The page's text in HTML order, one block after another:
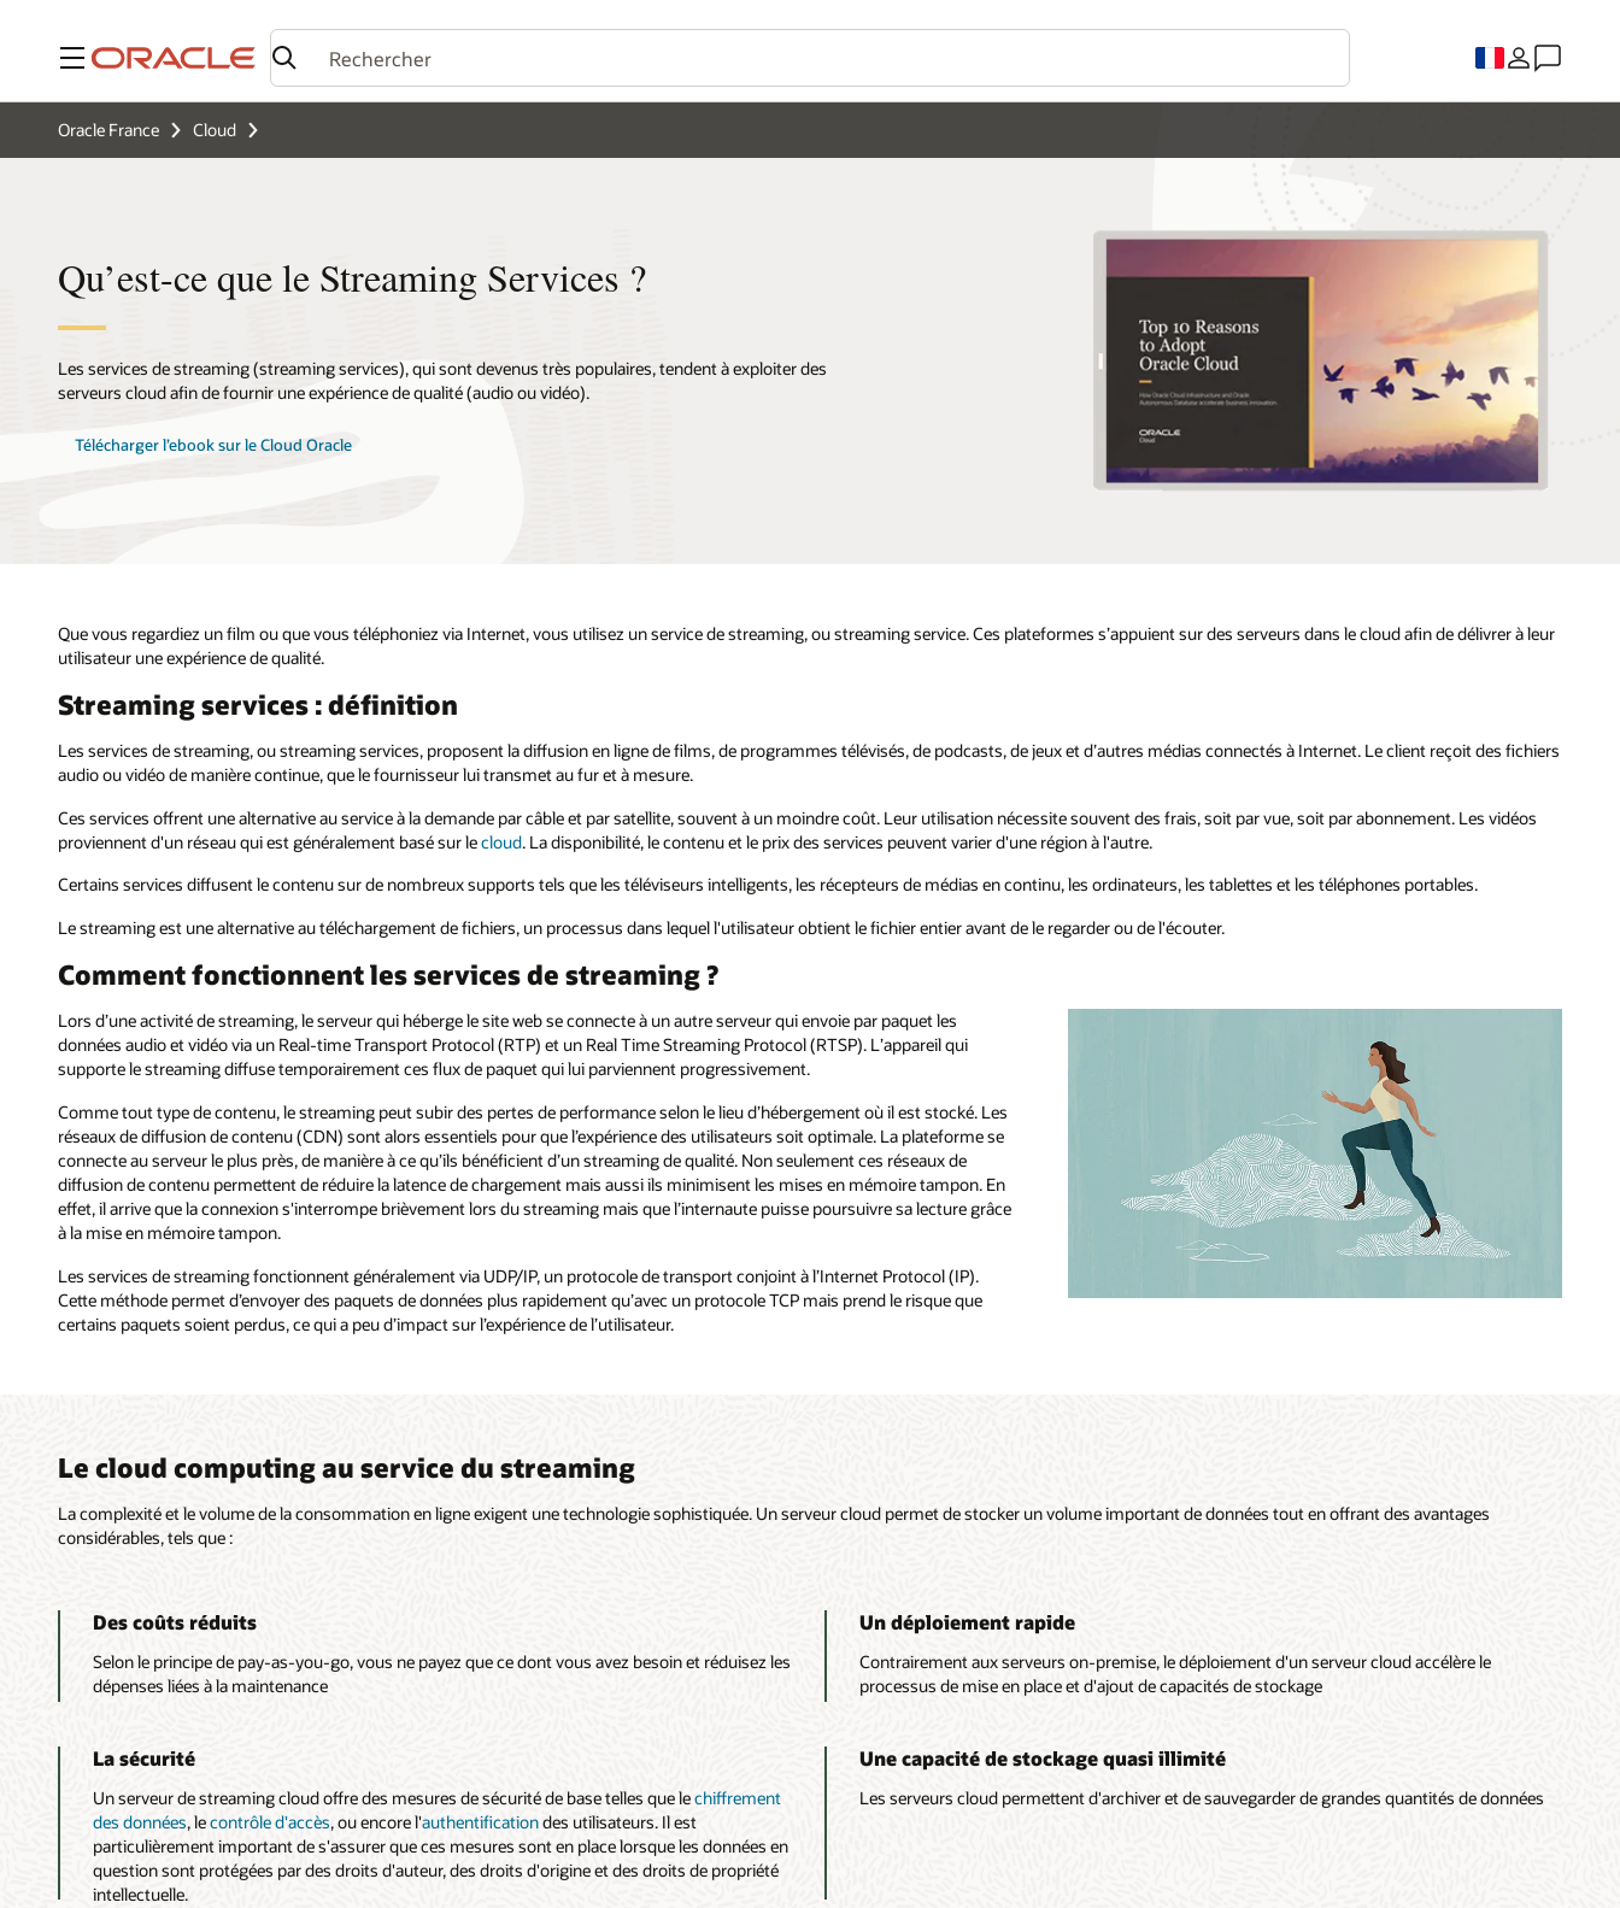
Menu
Oracle France Cloud
Qu’est-ce que le Streaming Services ?
Les services de streaming (streaming services), qui sont devenus très populaires, tendent à exploiter des
serveurs cloud afin de fournir une expérience de qualité (audio ou vidéo).
Télécharger l’ebook sur le Cloud Oracle
Que vous regardiez un film ou que vous téléphoniez via Internet, vous utilisez un service de streaming, ou streaming service. Ces plateformes s’appuient sur des serveurs dans le cloud afin de délivrer à leur
utilisateur une expérience de qualité.
Streaming services : définition
Les services de streaming, ou streaming services, proposent la diffusion en ligne de films, de programmes télévisés, de podcasts, de jeux et d’autres médias connectés à Internet. Le client reçoit des fichiers
audio ou vidéo de manière continue, que le fournisseur lui transmet au fur et à mesure.
Ces services offrent une alternative au service à la demande par câble et par satellite, souvent à un moindre coût. Leur utilisation nécessite souvent des frais, soit par vue, soit par abonnement. Les vidéos
proviennent d'un réseau qui est généralement basé sur lecloud. La disponibilité, le contenu et le prix des services peuvent varier d'une région à l'autre.
Certains services diffusent le contenu sur de nombreux supports tels que les téléviseurs intelligents, les récepteurs de médias en continu, les ordinateurs, les tablettes et les téléphones portables.
Le streaming est une alternative au téléchargement de fichiers, un processus dans lequel l'utilisateur obtient le fichier entier avant de le regarder ou de l'écouter.
Comment fonctionnent les services de streaming ?
Lors d’une activité de streaming, le serveur qui héberge le site web se connecte à un autre serveur qui envoie par paquet les
données audio et vidéo via un Real-time Transport Protocol (RTP) et un Real Time Streaming Protocol (RTSP). L’appareil qui
supporte le streaming diffuse temporairement ces flux de paquet qui lui parviennent progressivement.
Comme tout type de contenu, le streaming peut subir des pertes de performance selon le lieu d’hébergement où il est stocké. Les
réseaux de diffusion de contenu (CDN) sont alors essentiels pour que l’expérience des utilisateurs soit optimale. La plateforme se
connecte au serveur le plus près, de manière à ce qu’ils bénéficient d’un streaming de qualité. Non seulement ces réseaux de
diffusion de contenu permettent de réduire la latence de chargement mais aussi ils minimisent les mises en mémoire tampon. En
effet, il arrive que la connexion s'interrompe brièvement lors du streaming mais que l’internaute puisse poursuivre sa lecture grâce
à la mise en mémoire tampon.
Les services de streaming fonctionnent généralement via UDP/IP, un protocole de transport conjoint à l’Internet Protocol (IP).
Cette méthode permet d’envoyer des paquets de données plus rapidement qu’avec un protocole TCP mais prend le risque que
certains paquets soient perdus, ce qui a peu d’impact sur l’expérience de l’utilisateur.
Le cloud computing au service du streaming
La complexité et le volume de la consommation en ligne exigent une technologie sophistiquée. Un serveur cloud permet de stocker un volume important de données tout en offrant des avantages
considérables, tels que :
Des coûts réduits
Selon le principe de pay-as-you-go, vous ne payez que ce dont vous avez besoin et réduisez les
dépenses liées à la maintenance
Un déploiement rapide
Contrairement aux serveurs on-premise, le déploiement d'un serveur cloud accélère le
processus de mise en place et d'ajout de capacités de stockage
La sécurité
Un serveur de streaming cloud offre des mesures de sécurité de base telles que lechiffrement
des données, lecontrôle d'accès, ou encore l'authentificationdes utilisateurs. Il est
particulièrement important de s'assurer que ces mesures sont en place lorsque les données en
question sont protégées par des droits d'auteur, des droits d'origine et des droits de propriété
intellectuelle.
Une capacité de stockage quasi illimité
Les serveurs cloud permettent d'archiver et de sauvegarder de grandes quantités de données